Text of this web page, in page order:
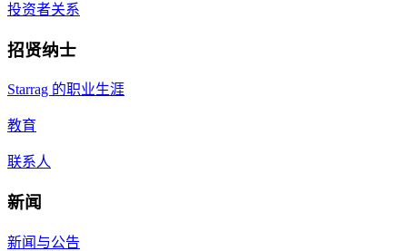
投资者关系
招贤纳士
Starrag 的职业生涯
教育
联系人
新闻
新闻与公告